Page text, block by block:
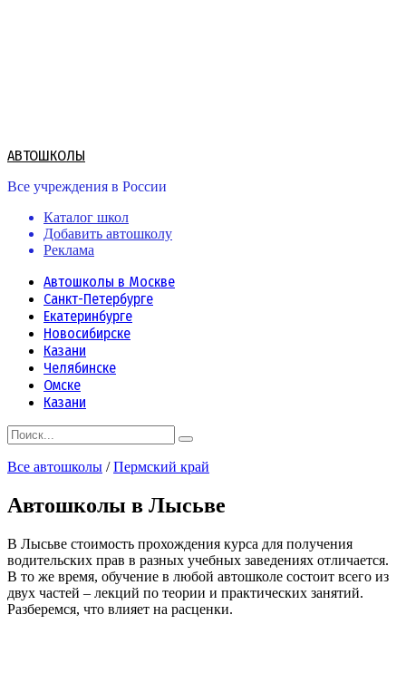
АВТОШКОЛЫ
Все учреждения в России
Каталог школ
Добавить автошколу
Реклама
Автошколы в Москве
Санкт-Петербурге
Екатеринбурге
Новосибирске
Казани
Челябинске
Омске
Казани
Search
for:
Все автошколы /Пермский край
Автошколы в Лысьве
В Лысьве стоимость прохождения курса для получения
водительских прав в разных учебных заведениях отличается.
В то же время, обучение в любой автошколе состоит всего из
двух частей – лекций по теории и практических занятий.
Разберемся, что влияет на расценки.